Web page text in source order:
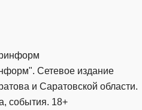
Сетевое издание
и Саратовской области.
события. 18+